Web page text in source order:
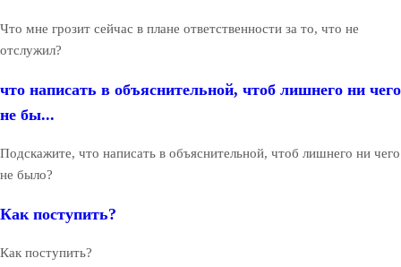
Что мне грозит сейчас в плане ответственности за то, что не
отслужил?
что написать в объяснительной, чтоб лишнего ни чего
не бы...
Подскажите, что написать в объяснительной, чтоб лишнего ни чего
не было?
Как поступить?
Как поступить?